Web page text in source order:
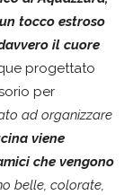
tocco estroso
il cuore
progettato
per
ad organizzare
viene
che vengono
belle, colorate,